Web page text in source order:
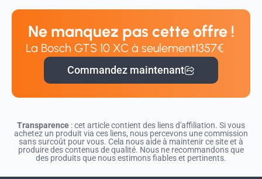
Ne manquez pas cette offre !
La Bosch GTS 10 XC à seulement1357€
Commandez maintenant
Transparence : cet article contient des liens d'affiliation. Si vous
achetez un produit via ces liens, nous percevons une commission
sans surcoût pour vous. Cela nous aide à maintenir ce site et à
produire des contenus de qualité. Nous ne recommandons que
des produits que nous estimons fiables et pertinents.